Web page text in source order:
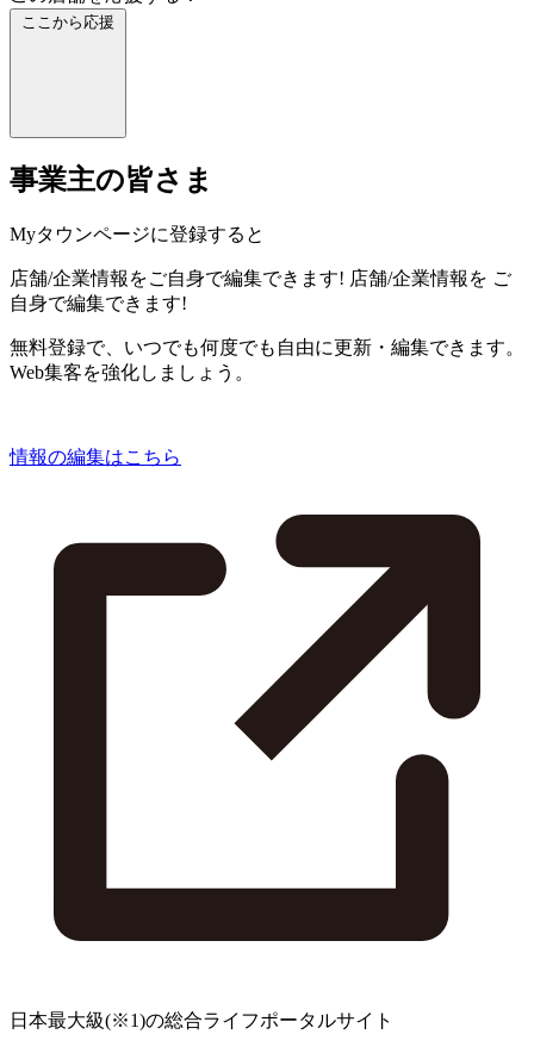
ここから応援
事業主の皆さま
Myタウンページに登録すると
店舗/企業情報をご自身で編集できます! 店舗/企業情報を ご
自身で編集できます!
無料登録で、いつでも何度でも自由に更新・編集できます。
Web集客を強化しましょう。
情報の編集はこちら
日本最大級(※1)の総合ライフポータルサイト